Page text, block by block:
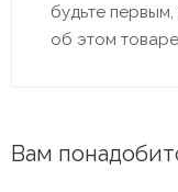
будьте
об этом товаре
Вам